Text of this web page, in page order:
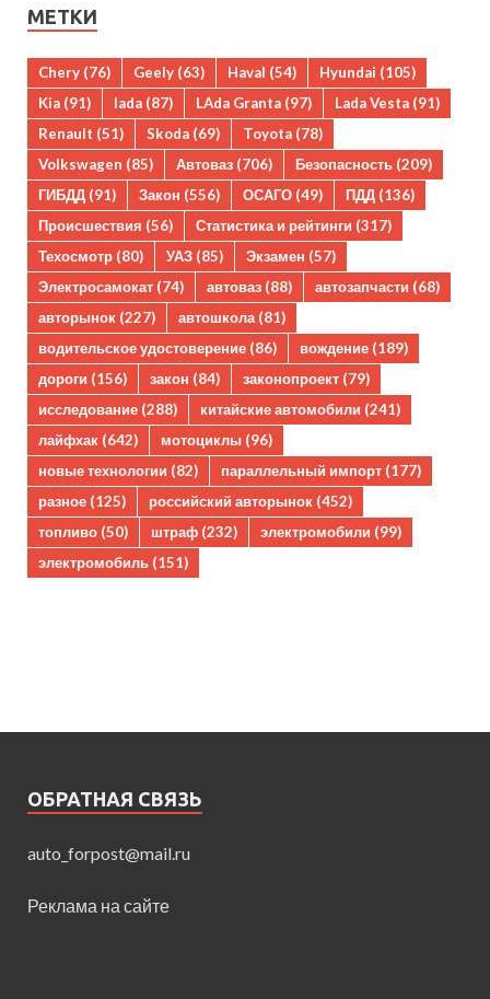
МЕТКИ
Chery (76) Geely (63) Haval (54) Hyundai (105)
Kia (91) lada (87) LAda Granta (97) Lada Vesta (91)
Renault (51) Skoda (69) Toyota (78)
Volkswagen (85) Автоваз (706) Безопасность (209)
ГИБДД (91) Закон (556) ОСАГО (49) ПДД (136)
Происшествия (56) Статистика и рейтинги (317)
Техосмотр (80) УАЗ (85) Экзамен (57)
Электросамокат (74) автоваз (88) автозапчасти (68)
авторынок (227) автошкола (81)
водительское удостоверение (86) вождение (189)
дороги (156) закон (84) законопроект (79)
исследование (288) китайские автомобили (241)
лайфхак (642) мотоциклы (96)
новые технологии (82) параллельный импорт (177)
разное (125) российский авторынок (452)
топливо (50) штраф (232) электромобили (99)
электромобиль (151)
ОБРАТНАЯ СВЯЗЬ
auto_forpost@mail.ru
Реклама на сайте